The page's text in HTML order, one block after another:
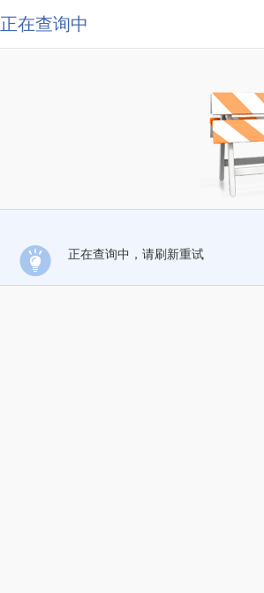
正在查询中
正在查询中，请刷新重试